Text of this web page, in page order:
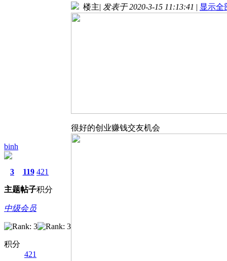
binh
3
主题
119
帖子
421
积分
中级会员
积分
421
楼主| 发表于 2020-3-15 11:13:41 | 显示全
很好的创业赚钱交友机会